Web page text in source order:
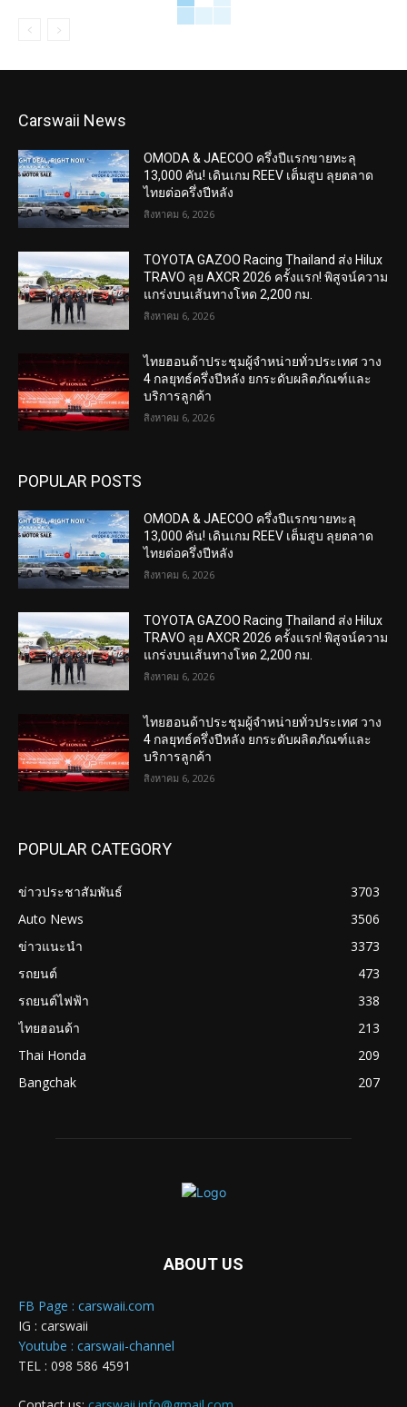
Carswaii News
OMODA & JAECOO ครึ่งปีแรกขายทะลุ
13,000 คัน! เดินเกม REEV เต็มสูบ ลุยตลาด
ไทยต่อครึ่งปีหลัง
สิงหาคม 6, 2026
TOYOTA GAZOO Racing Thailand ส่ง Hilux
TRAVO ลุย AXCR 2026 ครั้งแรก! พิสูจน์ความ
แกร่งบนเส้นทางโหด 2,200 กม.
สิงหาคม 6, 2026
ไทยฮอนด้าประชุมผู้จำหน่ายทั่วประเทศ วาง
4 กลยุทธ์ครึ่งปีหลัง ยกระดับผลิตภัณฑ์และ
บริการลูกค้า
สิงหาคม 6, 2026
POPULAR POSTS
OMODA & JAECOO ครึ่งปีแรกขายทะลุ
13,000 คัน! เดินเกม REEV เต็มสูบ ลุยตลาด
ไทยต่อครึ่งปีหลัง
สิงหาคม 6, 2026
TOYOTA GAZOO Racing Thailand ส่ง Hilux
TRAVO ลุย AXCR 2026 ครั้งแรก! พิสูจน์ความ
แกร่งบนเส้นทางโหด 2,200 กม.
สิงหาคม 6, 2026
ไทยฮอนด้าประชุมผู้จำหน่ายทั่วประเทศ วาง
4 กลยุทธ์ครึ่งปีหลัง ยกระดับผลิตภัณฑ์และ
บริการลูกค้า
สิงหาคม 6, 2026
POPULAR CATEGORY
ข่าวประชาสัมพันธ์
3703
Auto News
3506
ข่าวแนะนำ
3373
รถยนต์
473
รถยนต์ไฟฟ้า
338
ไทยฮอนด้า
213
Thai Honda
209
Bangchak
207
ABOUT US
FB Page : carswaii.com
IG : carswaii
Youtube : carswaii-channel
TEL : 098 586 4591